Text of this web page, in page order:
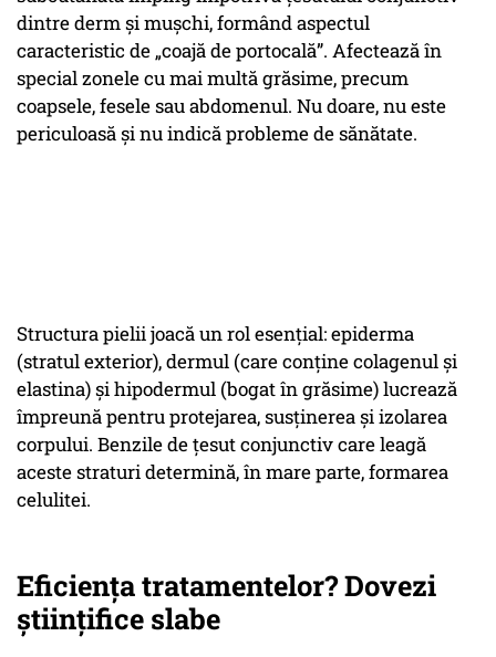
dintre derm și mușchi, formând aspectul
caracteristic de „coajă de portocală”. Afectează în
special zonele cu mai multă grăsime, precum
coapsele, fesele sau abdomenul. Nu doare, nu este
periculoasă și nu indică probleme de sănătate.
Structura pielii joacă un rol esențial: epiderma
(stratul exterior), dermul (care conține colagenul și
elastina) și hipodermul (bogat în grăsime) lucrează
împreună pentru protejarea, susținerea și izolarea
corpului. Benzile de țesut conjunctiv care leagă
aceste straturi determină, în mare parte, formarea
celulitei.
Eficiența tratamentelor? Dovezi
științifice slabe